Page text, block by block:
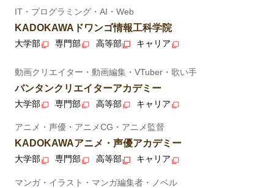
IT・プログラミング・AI・Web
KADOKAWAドワンゴ情報工科学院
大学部 専門部 高等部 キャリア
動画クリエイター・動画編集・VTuber・歌い手
バンタンクリエイターアカデミー
大学部 専門部 高等部 キャリア
アニメ・声優・アニメCG・アニメ監督
KADOKAWAアニメ・声優アカデミー
大学部 専門部 高等部 キャリア
マンガ・イラスト・マンガ編集者・ノベル